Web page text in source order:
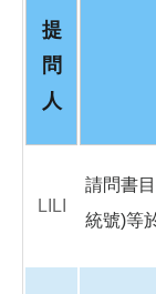
提
問
人
LILI
請問書
統號)等